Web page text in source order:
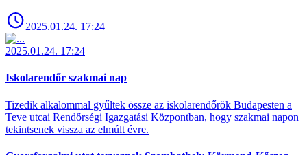
2025.01.24. 17:24
2025.01.24. 17:24
Iskolarendőr szakmai nap
Tizedik alkalommal gyűltek össze az iskolarendőrök Budapesten a
Teve utcai Rendőrségi Igazgatási Központban, hogy szakmai napon
tekintsenek vissza az elmúlt évre.